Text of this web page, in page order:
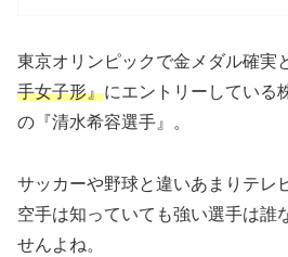
東京オリンピックで金メダル確実
手女子形』にエントリーしている
の『清水希容選手』。
サッカーや野球と違いあまりテレ
空手は知っていても強い選手は誰
せんよね。